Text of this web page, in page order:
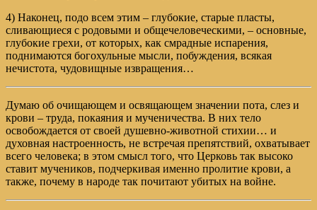
4) Наконец, подо всем этим – глубокие, старые пласты,
сливающиеся с родовыми и общечеловеческими, – основные,
глубокие грехи, от которых, как смрадные испарения,
поднимаются богохульные мысли, побуждения, всякая
нечистота, чудовищные извращения…
Думаю об очищающем и освящающем значении пота, слез и
крови – труда, покаяния и мученичества. В них тело
освобождается от своей душевно-животной стихии… и
духовная настроенность, не встречая препятствий, охватывает
всего человека; в этом смысл того, что Церковь так высоко
ставит мучеников, подчеркивая именно пролитие крови, а
также, почему в народе так почитают убитых на войне.